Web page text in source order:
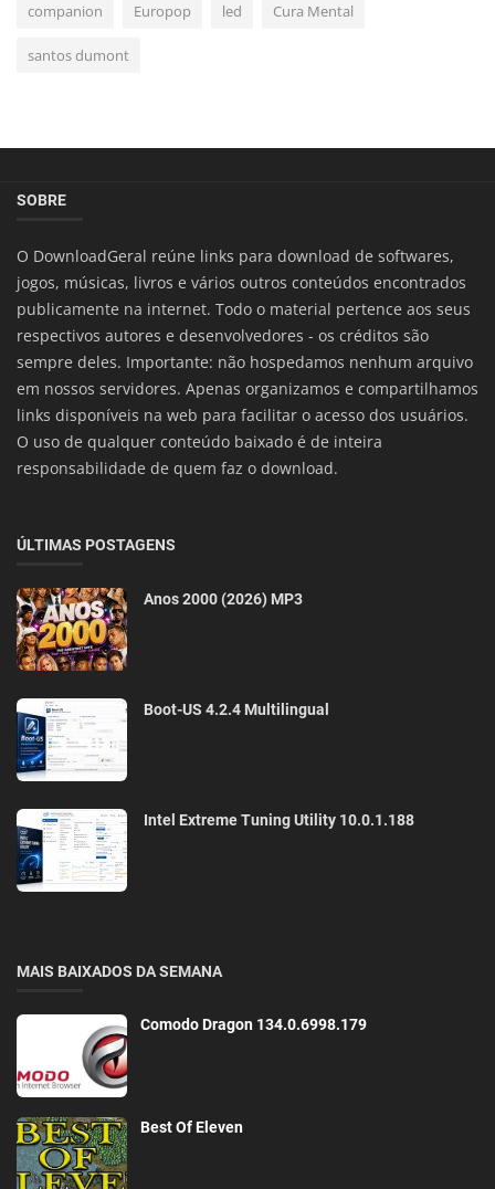
companion Europop led Cura Mental
santos dumont
SOBRE
O DownloadGeral reúne links para download de softwares,
jogos, músicas, livros e vários outros conteúdos encontrados
publicamente na internet. Todo o material pertence aos seus
respectivos autores e desenvolvedores - os créditos são
sempre deles. Importante: não hospedamos nenhum arquivo
em nossos servidores. Apenas organizamos e compartilhamos
links disponíveis na web para facilitar o acesso dos usuários.
O uso de qualquer conteúdo baixado é de inteira
responsabilidade de quem faz o download.
ÚLTIMAS POSTAGENS
Anos 2000 (2026) MP3
Boot-US 4.2.4 Multilingual
Intel Extreme Tuning Utility 10.0.1.188
MAIS BAIXADOS DA SEMANA
Comodo Dragon 134.0.6998.179
Best Of Eleven